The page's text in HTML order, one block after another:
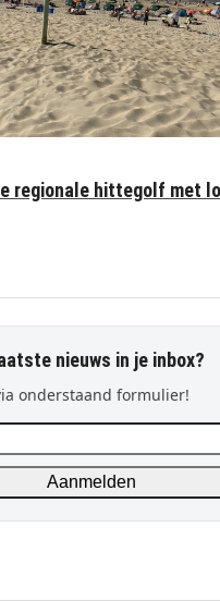
regionale hittegolf met
nieuws in je inbox?
onderstaand formulier!
Aanmelden